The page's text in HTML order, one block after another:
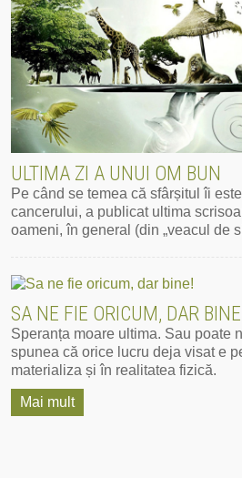
ULTIMA ZI A UNUI OM BUN
Pe când se temea că sfârșitul îi
cancerului, a publicat ultima
oameni, în general (din „veacul de
SA NE FIE ORICUM, DAR
Speranța moare ultima. Sau poate
spunea că orice lucru deja visat e
materializa și în realitatea fizică.
Mai mult